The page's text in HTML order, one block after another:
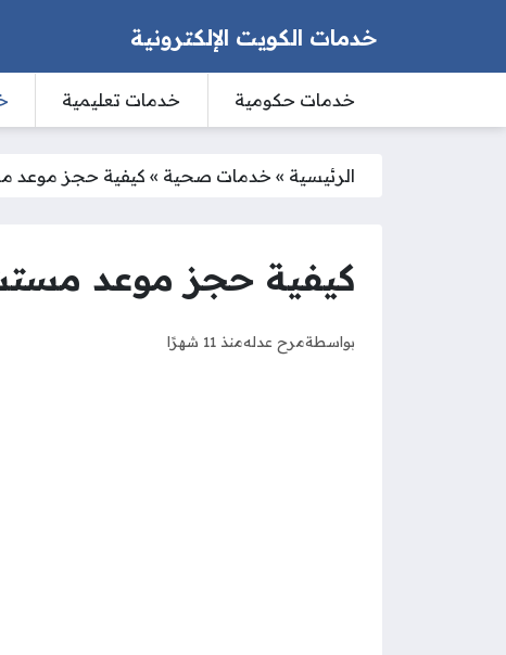
خدمات الكويت الإلكترونية
خدمات حكومية خدمات تعليمية
الرئيسية » خدمات صحية » كيفية حجز موعد
كيفية حجز موعد
بواسطةمرح عدلهمنذ 11 شهرًا